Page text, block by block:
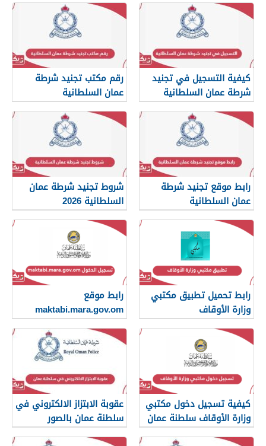
كيفية التسجيل في تجنيد
شرطة عمان السلطانية
2026
رقم مكتب تجنيد شرطة
عمان السلطانية
رابط موقع تجنيد شرطة
عمان السلطانية
شروط تجنيد شرطة عمان
السلطانية 2026
رابط تحميل تطبيق مكتبي
وزارة الأوقاف
رابط موقع
maktabi.mara.gov.om
تسجيل الدخول
كيفية تسجيل دخول مكتبي
وزارة الأوقاف سلطنة عمان
عقوبة الابتزاز الالكتروني في
سلطنة عمان بالصور
والرسائل